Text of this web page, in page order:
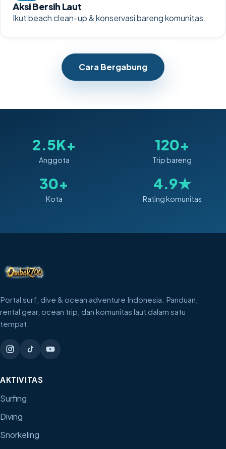
Aksi Bersih Laut
Ikut beach clean-up & konservasi bareng komunitas.
Cara Bergabung
2.5K+
Anggota
120+
Trip bareng
30+
Kota
4.9★
Rating komunitas
Portal surf, dive & ocean adventure Indonesia. Panduan,
rental gear, ocean trip, dan komunitas laut dalam satu
tempat.
AKTIVITAS
Surfing
Diving
Snorkeling